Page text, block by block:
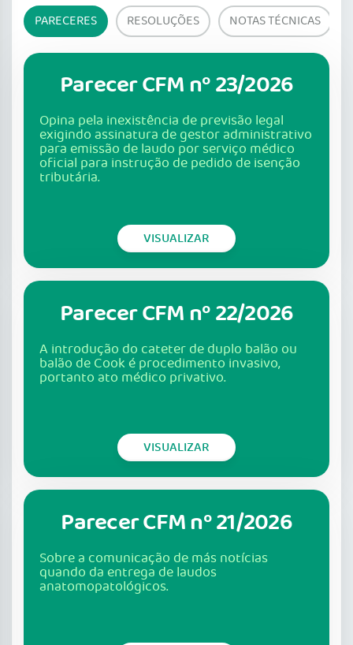
PARECERES RESOLUÇÕES NOTAS TÉCNICAS
Parecer CFM nº 23/2026
Opina pela inexistência de previsão legal
exigindo assinatura de gestor administrativo
para emissão de laudo por serviço médico
oficial para instrução de pedido de isenção
tributária.
VISUALIZAR
Parecer CFM nº 22/2026
A introdução do cateter de duplo balão ou
balão de Cook é procedimento invasivo,
portanto ato médico privativo.
VISUALIZAR
Parecer CFM nº 21/2026
Sobre a comunicação de más notícias
quando da entrega de laudos
anatomopatológicos.